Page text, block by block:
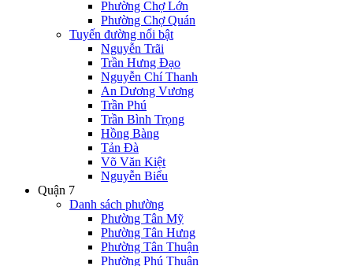
Phường Chợ Lớn
Phường Chợ Quán
Tuyến đường nổi bật
Nguyễn Trãi
Trần Hưng Đạo
Nguyễn Chí Thanh
An Dương Vương
Trần Phú
Trần Bình Trọng
Hồng Bàng
Tản Đà
Võ Văn Kiệt
Nguyễn Biểu
Quận 7
Danh sách phường
Phường Tân Mỹ
Phường Tân Hưng
Phường Tân Thuận
Phường Phú Thuận